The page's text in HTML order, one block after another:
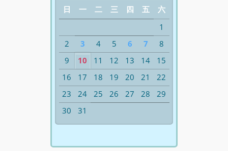
日
一 二 三 四 五
六
1
2
3 4 5 6 7
8
9
10 11 12 13 14
15
16
17 18 19 20 21
22
23
24 25 26 27 28
29
30
31